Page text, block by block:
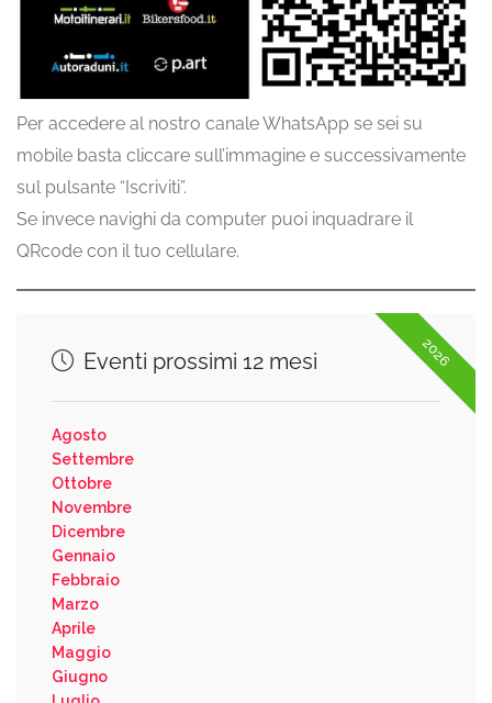
Per accedere al nostro canale WhatsApp se sei su
mobile basta cliccare sull’immagine e successivamente
sul pulsante “Iscriviti”.
Se invece navighi da computer puoi inquadrare il
QRcode con il tuo cellulare.
2026
Eventi prossimi 12 mesi
Agosto
Settembre
Ottobre
Novembre
Dicembre
Gennaio
Febbraio
Marzo
Aprile
Maggio
Giugno